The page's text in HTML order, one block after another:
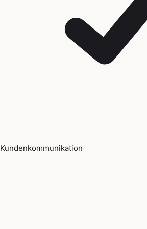
Kundenkommunikation